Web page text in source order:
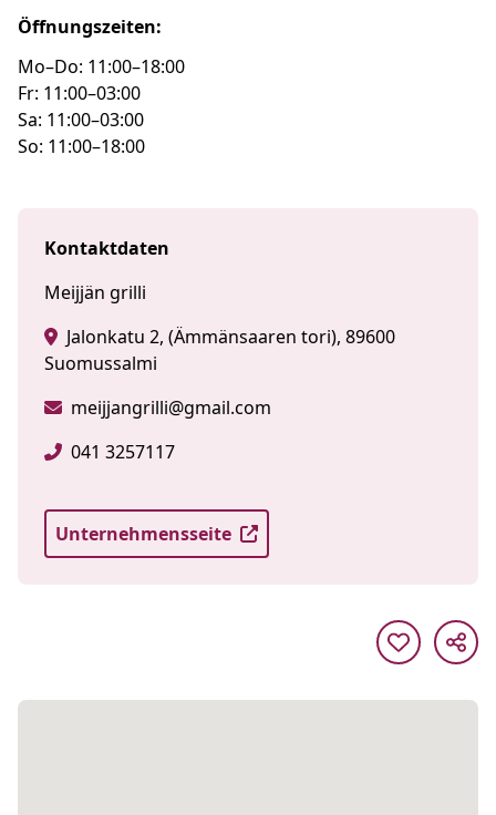
Öffnungszeiten:
Mo–Do: 11:00–18:00
Fr: 11:00–03:00
Sa: 11:00–03:00
So: 11:00–18:00
Kontaktdaten
Meijjän grilli
Jalonkatu 2, (Ämmänsaaren tori), 89600
Suomussalmi
meijjangrilli@gmail.com
041 3257117
Unternehmensseite